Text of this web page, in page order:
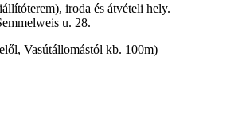
iroda és átvételi hely.
u. 28.
Vasútállomástól kb. 100m)